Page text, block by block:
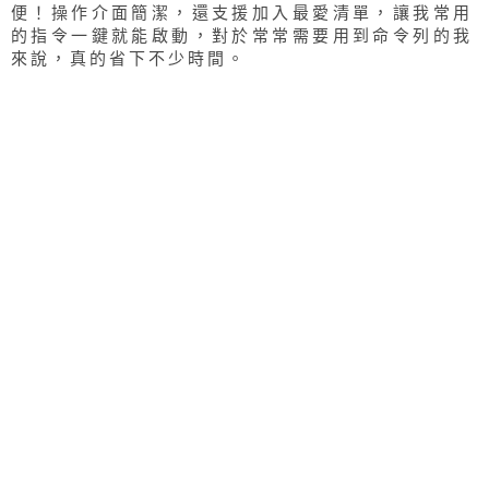
便！操作介面簡潔，還支援加入最愛清單，讓我常用
的指令一鍵就能啟動，對於常常需要用到命令列的我
來說，真的省下不少時間。